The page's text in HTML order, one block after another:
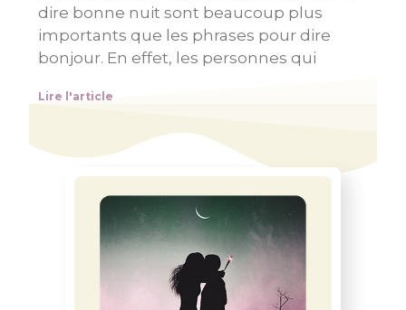
dire bonne nuit sont beaucoup plus
importants que les phrases pour dire
bonjour. En effet, les personnes qui
Lire l'article